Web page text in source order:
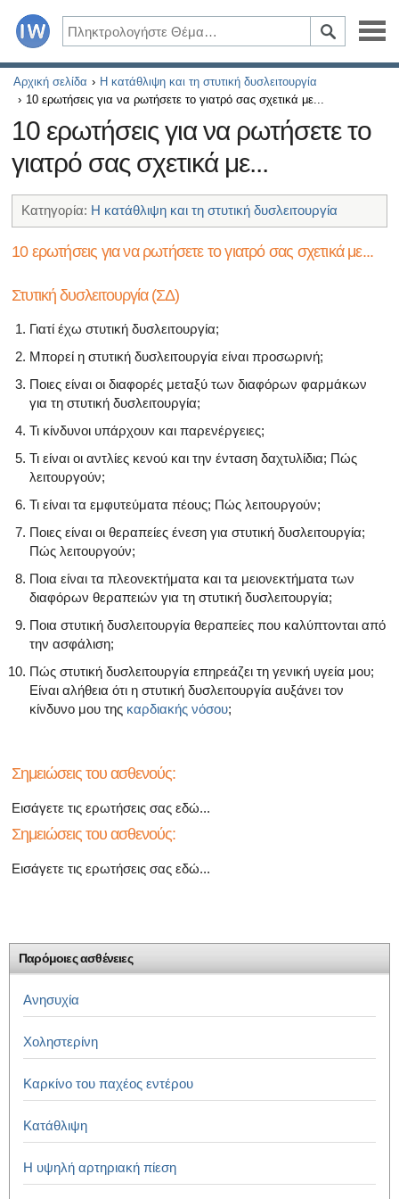
Ασθένειες
Συμπτώματα
Φάρμακα και συμπληρώματα
Υγιεινός τρόπος ζωής
Όλα τα άρθρα σχετικά με το διαβήτη και τη στυτική
Όλα τα άρθρα σχετικά με το διαβήτη και το ενδοκρινικό
Όλα τα άρθρα σχετικά με το πώς η καρδιά σας
Όλα τα άρθρα για το αρσενικό αναπαραγωγικό σύστημα
Όλα τα άρθρα για τη στυτική δυσλειτουργία
Όλα τα άρθρα για τις σχέσεις και στυτική δυσλειτουργία
Όλα τα άρθρα σχετικά με τη διαχείριση της σκλήρυνσης
Αρχική σελίδα
Η κατάθλιψη και τη στυτική δυσλειτουργία
10 ερωτήσεις για να ρωτήσετε το γιατρό σας σχετικά με...
10 ερωτήσεις για να ρωτήσετε το
γιατρό σας σχετικά με...
Κατηγορία: Η κατάθλιψη και τη στυτική δυσλειτουργία
10 ερωτήσεις για να ρωτήσετε το γιατρό σας σχετικά με...
Στυτική δυσλειτουργία (ΣΔ)
Γιατί έχω στυτική δυσλειτουργία;
Μπορεί η στυτική δυσλειτουργία είναι προσωρινή;
Ποιες είναι οι διαφορές μεταξύ των διαφόρων φαρμάκων
για τη στυτική δυσλειτουργία;
Τι κίνδυνοι υπάρχουν και παρενέργειες;
Τι είναι οι αντλίες κενού και την ένταση δαχτυλίδια; Πώς
λειτουργούν;
Τι είναι τα εμφυτεύματα πέους; Πώς λειτουργούν;
Ποιες είναι οι θεραπείες ένεση για στυτική δυσλειτουργία;
Πώς λειτουργούν;
Ποια είναι τα πλεονεκτήματα και τα μειονεκτήματα των
διαφόρων θεραπειών για τη στυτική δυσλειτουργία;
Ποια στυτική δυσλειτουργία θεραπείες που καλύπτονται από
την ασφάλιση;
Πώς στυτική δυσλειτουργία επηρεάζει τη γενική υγεία μου;
Είναι αλήθεια ότι η στυτική δυσλειτουργία αυξάνει τον
κίνδυνο μου της καρδιακής νόσου;
Σημειώσεις του ασθενούς:
Εισάγετε τις ερωτήσεις σας εδώ...
Σημειώσεις του ασθενούς:
Εισάγετε τις ερωτήσεις σας εδώ...
Παρόμοιες ασθένειες
Ανησυχία
Χοληστερίνη
Καρκίνο του παχέος εντέρου
Κατάθλιψη
Η υψηλή αρτηριακή πίεση